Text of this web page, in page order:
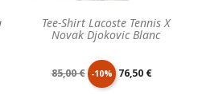
Tee-Shirt Lacoste Tennis X
Novak Djokovic Blanc
Prix
85,00 € -10% Prix
76,50 €